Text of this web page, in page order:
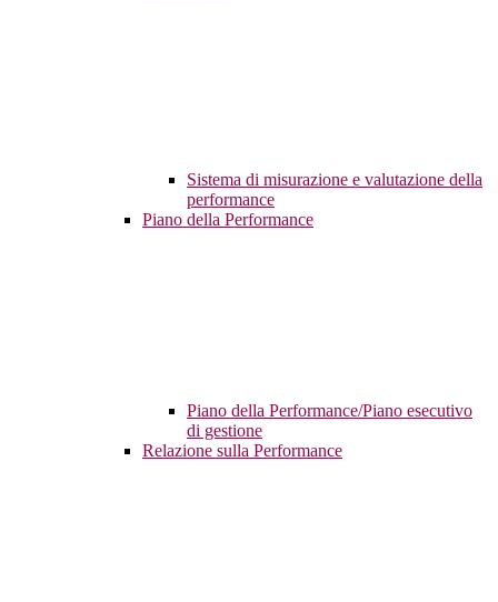
Sistema di misurazione e valutazione della
performance
Piano della Performance
Piano della Performance/Piano esecutivo
di gestione
Relazione sulla Performance